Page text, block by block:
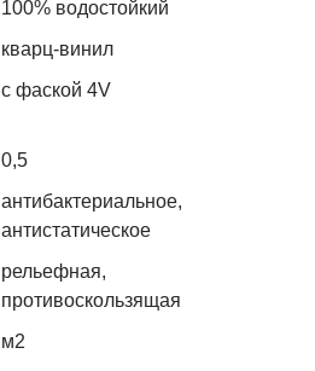
100% водостойкий
кварц-винил
с фаской 4V
0,5
антибактериальное,
антистатическое
рельефная,
противоскользящая
м2